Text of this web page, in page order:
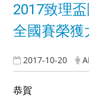
2017致理
全國賽榮獲
2017-10-20
恭賀